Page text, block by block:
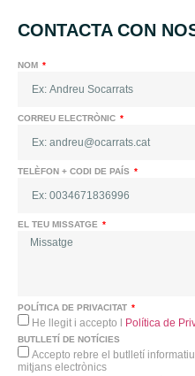
CONTACTA CON
NOM
CORREU ELECTRÒNIC
TELÈFON + CODI DE PAÍS
EL TEU MISSATGE
POLÍTICA DE PRIVACITAT
He llegit i accepto l Política de
BUTLLETÍ DE NOTÍCIES
Accepto rebre el butlletí
mitjans electrònics